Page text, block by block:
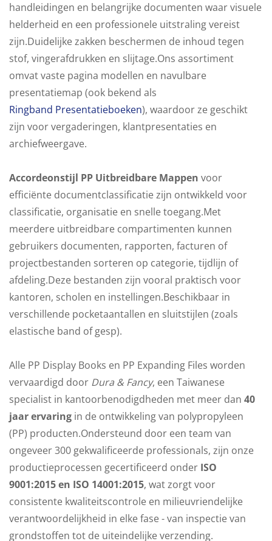
handleidingen en belangrijke documenten waar visuele
helderheid en een professionele uitstraling vereist
zijn.Duidelijke zakken beschermen de inhoud tegen
stof, vingerafdrukken en slijtage.Ons assortiment
omvat vaste pagina modellen en navulbare
presentatiemap (ook bekend als
Ringband Presentatieboeken), waardoor ze geschikt
zijn voor vergaderingen, klantpresentaties en
archiefweergave.
Accordeonstijl PP Uitbreidbare Mappen voor
efficiënte documentclassificatie zijn ontwikkeld voor
classificatie, organisatie en snelle toegang.Met
meerdere uitbreidbare compartimenten kunnen
gebruikers documenten, rapporten, facturen of
projectbestanden sorteren op categorie, tijdlijn of
afdeling.Deze bestanden zijn vooral praktisch voor
kantoren, scholen en instellingen.Beschikbaar in
verschillende pocketaantallen en sluitstijlen (zoals
elastische band of gesp).
Alle PP Display Books en PP Expanding Files worden
vervaardigd door Dura & Fancy, een Taiwanese
specialist in kantoorbenodigdheden met meer dan 40
jaar ervaring in de ontwikkeling van polypropyleen
(PP) producten.Ondersteund door een team van
ongeveer 300 gekwalificeerde professionals, zijn onze
productieprocessen gecertificeerd onder ISO
9001:2015 en ISO 14001:2015, wat zorgt voor
consistente kwaliteitscontrole en milieuvriendelijke
verantwoordelijkheid in elke fase - van inspectie van
grondstoffen tot de uiteindelijke verzending.